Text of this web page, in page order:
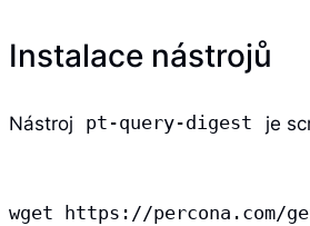
Instalace nástrojů
Nástroj pt-query-digest je
wget https://percona.com/